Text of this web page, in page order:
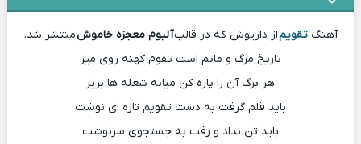
آهنگتقویماز داریوش که در قالبآلبوم معجزه خاموشمنتشر شد.
تاریخ مرگ و ماتم است تقوم کهنه روی میز
هر برگ آن را پاره کن میانه شعله ها بریز
باید قلم گرفت به دست تقویم تازه ای نوشت
باید تن نداد و رفت به جستجوی سرنوشت